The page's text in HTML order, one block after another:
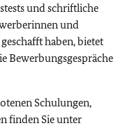
und schriftliche
und
haben, bietet
Bewerbungsgespräche
Schulungen,
finden Sie unter